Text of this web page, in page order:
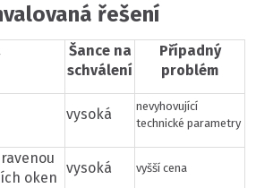
řešení
Šance na
schválení
Případný
problém
vysoká
nevyhovující
technické parametry
oken
vysoká vyšší cena